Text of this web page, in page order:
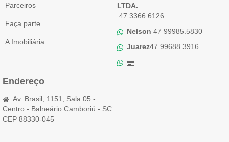
Parceiros
Faça parte
A Imobiliária
LTDA.
47 3366.6126
Nelson 47 99985.5830
Juarez47 99688 3916
Endereço
Av. Brasil, 1151, Sala 05 -
Centro - Balneário Camboriú - SC
CEP 88330-045